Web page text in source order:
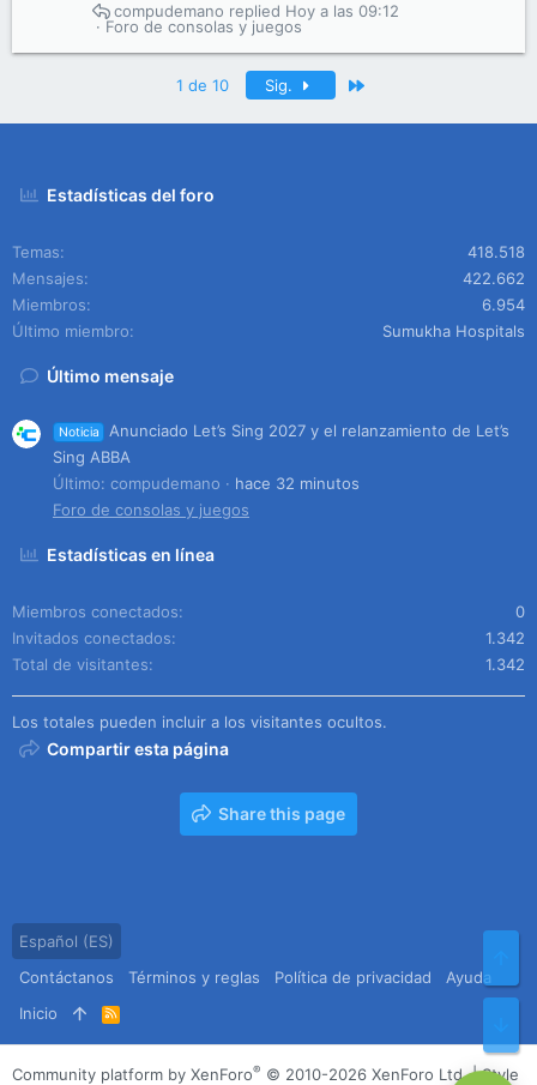
Foro de consolas y juegos
Hoy a las 09:12
compudemano
1 de 10 Sig.
Estadísticas del foro
Temas
418.518
Mensajes
422.662
Miembros
6.954
Último miembro
Sumukha Hospitals
Último mensaje
Noticia
Anunciado Let’s Sing 2027 y el relanzamiento de Let’s
Sing ABBA
Último: compudemano
hace 32 minutos
Foro de consolas y juegos
Estadísticas en línea
Miembros conectados
0
Invitados conectados
1.342
Total de visitantes
1.342
Los totales pueden incluir a los visitantes ocultos.
Compartir esta página
Share this page
Español (ES)
Contáctanos
Términos y reglas Política de privacidad
Ayuda
Inicio
R
S
S
Community platform by XenForo® © 2010-2026 XenForo Ltd. |Style